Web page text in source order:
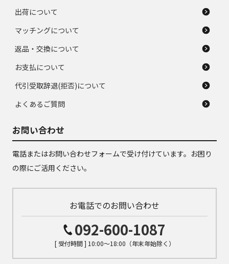
出荷について
マッチングについて
返品・交換について
お支払について
代引受取辞退(拒否)について
よくあるご質問
お問い合わせ
電話またはお問い合わせフォームで受け付けています。お困り
の際にご活用ください。
お電話でのお問い合わせ
092-600-1087
[ 受付時間 ] 10:00～18:00（年末年始除く）